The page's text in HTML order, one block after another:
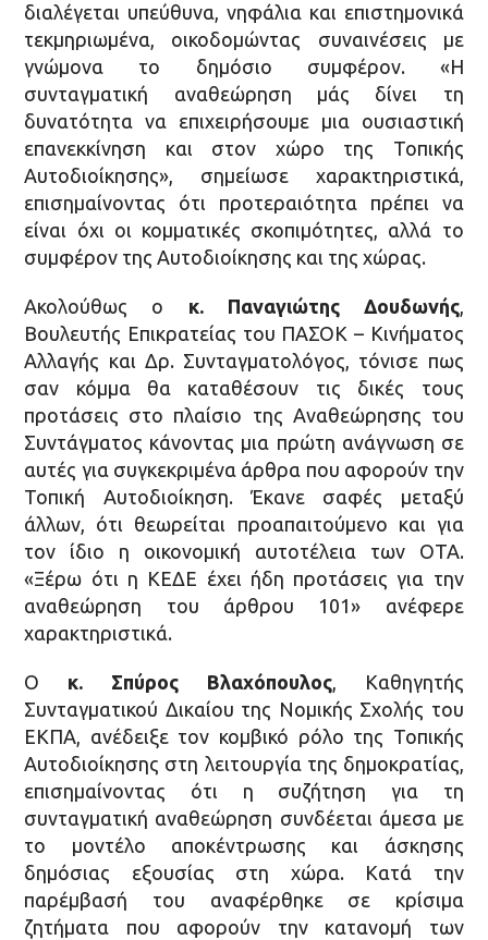
διαλέγεται υπεύθυνα, νηφάλια και επιστημονικά
τεκμηριωμένα, οικοδομώντας συναινέσεις με
γνώμονα το δημόσιο συμφέρον. «Η
συνταγματική αναθεώρηση μάς δίνει τη
δυνατότητα να επιχειρήσουμε μια ουσιαστική
επανεκκίνηση και στον χώρο της Τοπικής
Αυτοδιοίκησης», σημείωσε χαρακτηριστικά,
επισημαίνοντας ότι προτεραιότητα πρέπει να
είναι όχι οι κομματικές σκοπιμότητες, αλλά το
συμφέρον της Αυτοδιοίκησης και της χώρας.
Ακολούθως ο κ. Παναγιώτης Δουδωνής,
Βουλευτής Επικρατείας του ΠΑΣΟΚ – Κινήματος
Αλλαγής και Δρ. Συνταγματολόγος, τόνισε πως
σαν κόμμα θα καταθέσουν τις δικές τους
προτάσεις στο πλαίσιο της Αναθεώρησης του
Συντάγματος κάνοντας μια πρώτη ανάγνωση σε
αυτές για συγκεκριμένα άρθρα που αφορούν την
Τοπική Αυτοδιοίκηση. Έκανε σαφές μεταξύ
άλλων, ότι θεωρείται προαπαιτούμενο και για
τον ίδιο η οικονομική αυτοτέλεια των ΟΤΑ.
«Ξέρω ότι η ΚΕΔΕ έχει ήδη προτάσεις για την
αναθεώρηση του άρθρου 101» ανέφερε
χαρακτηριστικά.
Ο κ. Σπύρος Βλαχόπουλος, Καθηγητής
Συνταγματικού Δικαίου της Νομικής Σχολής του
ΕΚΠΑ, ανέδειξε τον κομβικό ρόλο της Τοπικής
Αυτοδιοίκησης στη λειτουργία της δημοκρατίας,
επισημαίνοντας ότι η συζήτηση για τη
συνταγματική αναθεώρηση συνδέεται άμεσα με
το μοντέλο αποκέντρωσης και άσκησης
δημόσιας εξουσίας στη χώρα. Κατά την
παρέμβασή του αναφέρθηκε σε κρίσιμα
ζητήματα που αφορούν την κατανομή των